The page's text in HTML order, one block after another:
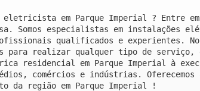
em Parque Imperial ? Entre
Somos especialistas em instalações
qualificados e experientes.
para realizar qualquer tipo de serviço,
residencial em Parque Imperial à
comércios e indústrias. Oferecemos
da região em Parque Imperial !